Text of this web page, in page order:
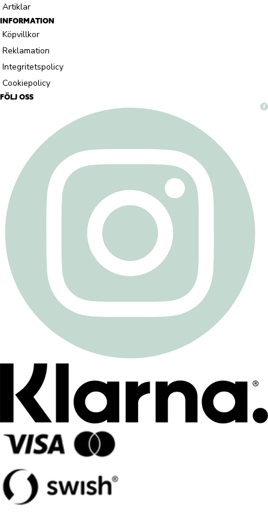
Artiklar
INFORMATION
Köpvillkor
Reklamation
Integritetspolicy
Cookiepolicy
FÖLJ OSS